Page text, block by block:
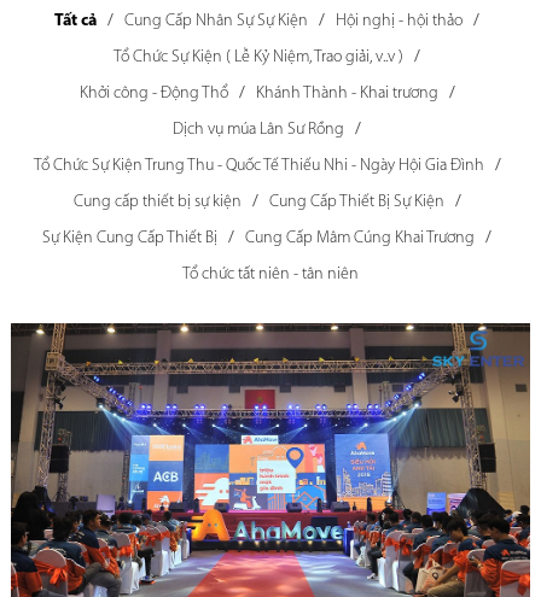
Tất cả Cung Cấp Nhân Sự Sự Kiện
Hội nghị - hội thảo
Tổ Chức Sự Kiện ( Lễ Kỷ Niệm, Trao giải, v..v )
Khởi công - Động Thổ
Khánh Thành - Khai trương
Dịch vụ múa Lân Sư Rồng
Tổ Chức Sự Kiện Trung Thu - Quốc Tế Thiếu Nhi - Ngày Hội Gia Đình
Cung cấp thiết bị sự kiện
Cung Cấp Thiết Bị Sự Kiện
Sự Kiện Cung Cấp Thiết Bị
Cung Cấp Mâm Cúng Khai Trương
Tổ chức tất niên - tân niên